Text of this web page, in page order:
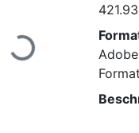
Lade...
Format